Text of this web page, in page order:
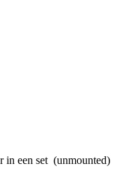
in een set (unmounted)